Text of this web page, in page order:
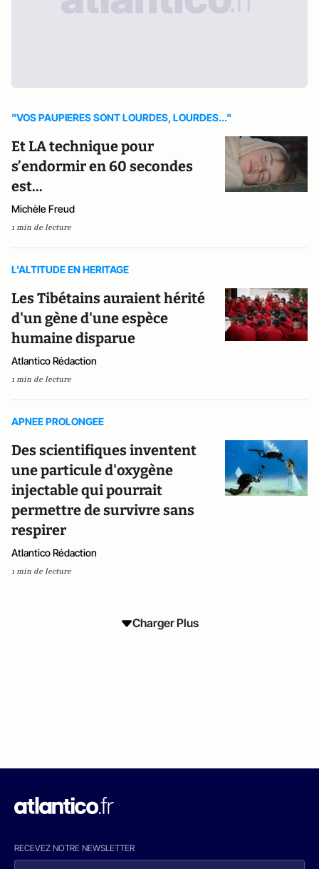
"VOS PAUPIERES SONT LOURDES, LOURDES..."
Et LA technique pour
s’endormir en 60 secondes
est...
Michèle Freud
1 min de lecture
L'ALTITUDE EN HERITAGE
Les Tibétains auraient hérité
d'un gène d'une espèce
humaine disparue
Atlantico Rédaction
1 min de lecture
APNEE PROLONGEE
Des scientifiques inventent
une particule d'oxygène
injectable qui pourrait
permettre de survivre sans
respirer
Atlantico Rédaction
1 min de lecture
Charger Plus
RECEVEZ NOTRE NEWSLETTER